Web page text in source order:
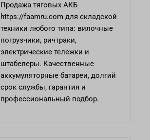
Продажа тяговых АКБ
https://faamru.com для складской
техники любого типа: вилочные
погрузчики, ричтраки,
электрические тележки и
штабелеры. Качественные
аккумуляторные батареи, долгий
срок службы, гарантия и
профессиональный подбор.